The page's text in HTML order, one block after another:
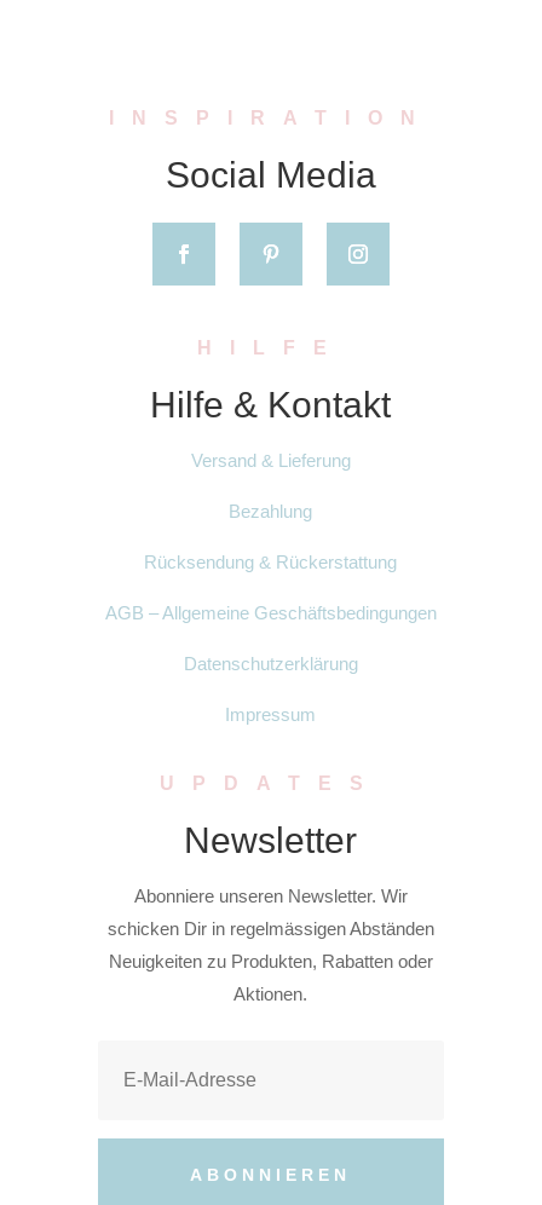
INSPIRATION
Social Media
HILFE
Hilfe & Kontakt
Versand & Lieferung
Bezahlung
Rücksendung & Rückerstattung
AGB – Allgemeine Geschäftsbedingungen
Datenschutzerklärung
Impressum
UPDATES
Newsletter
Abonniere unseren Newsletter. Wir
schicken Dir in regelmässigen Abständen
Neuigkeiten zu Produkten, Rabatten oder
Aktionen.
ABONNIEREN